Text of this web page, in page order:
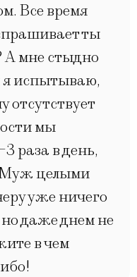
Все время
ты
А мне стыдно
я испытываю,
отсутствует
мы
раза в день,
Муж целыми
уже ничего
но даже днем не
в чем